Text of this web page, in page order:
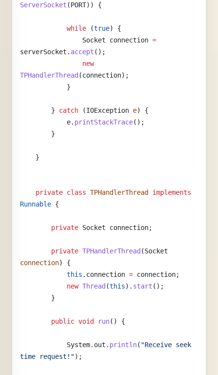
ServerSocket (PORT)) {
            while
(true) {
                Socket
connection =
serverSocket. accept ();
                new
TPHandlerThread (connection);
            }
        }
catch (IOException e) {
            e.
printStackTrace();
        }
    }
    private
class TPHandlerThread
implements
Runnable {
        private
Socket connection;
        private
TPHandlerThread
connection) {
            this
.connection = connection;
            new
Thread (this). start ();
        }
        public
void run() {
            System.out.
println( "Receive seek
time request!");